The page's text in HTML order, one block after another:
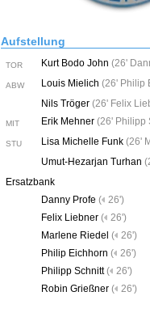
Aufstellung
TOR Kurt Bodo John (26'
ABW Louis Mielich (26' Philip
Nils Tröger (26' Felix
MIT Erik Mehner (26' Philipp
STU Lisa Michelle Funk (26'
Umut-Hezarjan Turhan (
Ersatzbank
Danny Profe ( 26')
Felix Liebner ( 26')
Marlene Riedel ( 26')
Philip Eichhorn ( 26')
Philipp Schnitt ( 26')
Robin Grießner ( 26')